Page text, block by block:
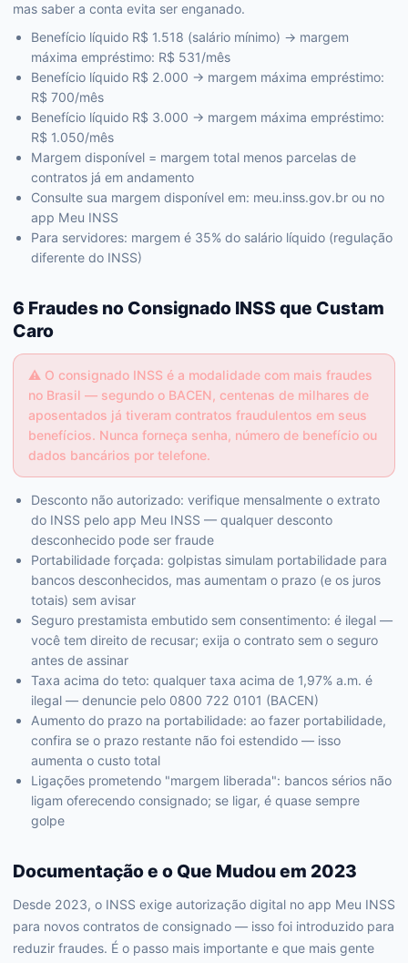
mas saber a conta evita ser enganado.
Benefício líquido R$ 1.518 (salário mínimo) → margem
máxima empréstimo: R$ 531/mês
Benefício líquido R$ 2.000 → margem máxima empréstimo:
R$ 700/mês
Benefício líquido R$ 3.000 → margem máxima empréstimo:
R$ 1.050/mês
Margem disponível = margem total menos parcelas de
contratos já em andamento
Consulte sua margem disponível em: meu.inss.gov.br ou no
app Meu INSS
Para servidores: margem é 35% do salário líquido (regulação
diferente do INSS)
6 Fraudes no Consignado INSS que Custam
Caro
⚠️ O consignado INSS é a modalidade com mais fraudes
no Brasil — segundo o BACEN, centenas de milhares de
aposentados já tiveram contratos fraudulentos em seus
benefícios. Nunca forneça senha, número de benefício ou
dados bancários por telefone.
Desconto não autorizado: verifique mensalmente o extrato
do INSS pelo app Meu INSS — qualquer desconto
desconhecido pode ser fraude
Portabilidade forçada: golpistas simulam portabilidade para
bancos desconhecidos, mas aumentam o prazo (e os juros
totais) sem avisar
Seguro prestamista embutido sem consentimento: é ilegal —
você tem direito de recusar; exija o contrato sem o seguro
antes de assinar
Taxa acima do teto: qualquer taxa acima de 1,97% a.m. é
ilegal — denuncie pelo 0800 722 0101 (BACEN)
Aumento do prazo na portabilidade: ao fazer portabilidade,
confira se o prazo restante não foi estendido — isso
aumenta o custo total
Ligações prometendo "margem liberada": bancos sérios não
ligam oferecendo consignado; se ligar, é quase sempre
golpe
Documentação e o Que Mudou em 2023
Desde 2023, o INSS exige autorização digital no app Meu INSS
para novos contratos de consignado — isso foi introduzido para
reduzir fraudes. É o passo mais importante e que mais gente